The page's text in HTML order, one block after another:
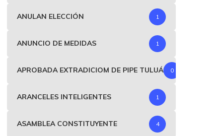
ANULAN ELECCIÓN 1
ANUNCIO DE MEDIDAS 1
APROBADA EXTRADICIOM DE PIPE TULUÁ 0
ARANCELES INTELIGENTES 1
ASAMBLEA CONSTITUYENTE 4